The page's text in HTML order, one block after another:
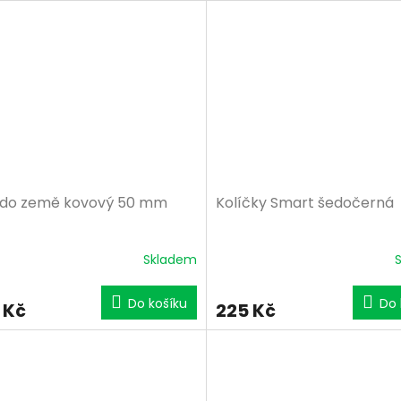
země kovový 50 mm
Skladem
Do košíku
Kolíčky Smart šedočerná
225 Kč Do